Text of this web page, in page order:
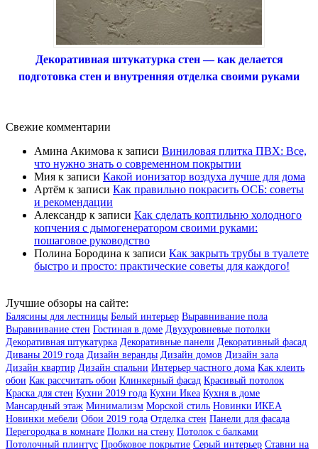
Декоративная штукатурка стен — как делается
подготовка стен и внутренняя отделка своими руками
Свежие комментарии
Амина Акимова к записи Виниловая плитка ПВХ: Все,
что нужно знать о современном покрытии
Мия к записи Какой ионизатор воздуха лучше для дома
Артём к записи Как правильно покрасить ОСБ: советы
и рекомендации
Александр к записи Как сделать коптильню холодного
копчения с дымогенератором своими руками:
пошаговое руководство
Полина Бородина к записи Как закрыть трубы в туалете
быстро и просто: практические советы для каждого!
Лучшие обзоры на сайте:
Балясины для лестницы Белый интерьер Выравнивание пола
Выравнивание стен Гостиная в доме Двухуровневые потолки
Декоративная штукатурка Декоративные панели Декоративный фасад
Диваны 2019 года Дизайн веранды Дизайн домов Дизайн зала
Дизайн квартир Дизайн спальни Интерьер частного дома Как клеить
обои Как рассчитать обои Клинкерный фасад Красивый потолок
Краска для стен Кухни 2019 года Кухни Икеа Кухня в доме
Мансардный этаж Минимализм Морской стиль Новинки ИКЕА
Новинки мебели Обои 2019 года Отделка стен Панели для фасада
Перегородка в комнате Полки на стену Потолок с балками
Потолочный плинтус Пробковое покрытие Серый интерьер Ставни на